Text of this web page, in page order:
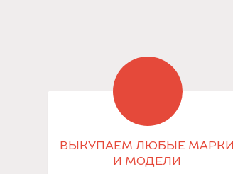
ВЫКУПАЕМ ЛЮБЫЕ МАРКИ
И МОДЕЛИ